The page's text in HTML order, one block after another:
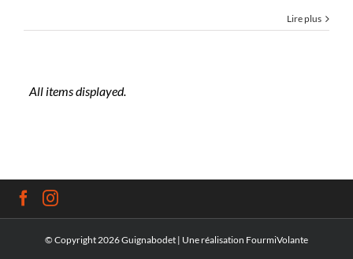
Lire plus
© Copyright2026 Guignabodet | Une réalisationFourmiVolante